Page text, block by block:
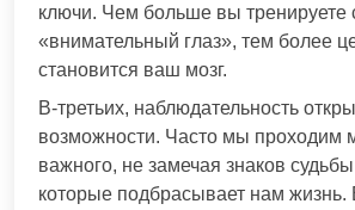
ключи. Чем больше вы тренируете
«внимательный глаз», тем более
становится ваш мозг.
В-третьих, наблюдательность
возможности. Часто мы проходим
важного, не замечая знаков
которые подбрасывает нам